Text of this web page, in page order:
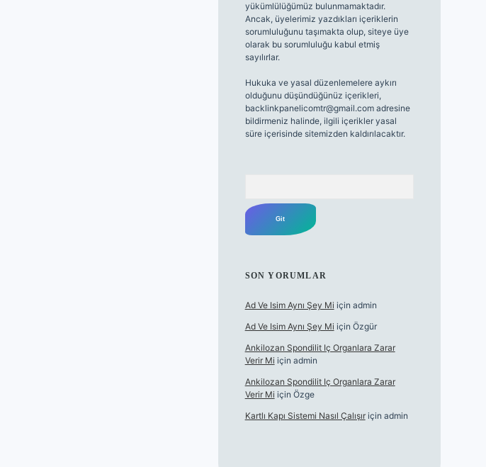
yükümlülüğümüz bulunmamaktadır.
Ancak, üyelerimiz yazdıkları içeriklerin
sorumluluğunu taşımakta olup, siteye üye
olarak bu sorumluluğu kabul etmiş
sayılırlar.
Hukuka ve yasal düzenlemelere aykırı
olduğunu düşündüğünüz içerikleri,
backlinkpanelicomtr@gmail.comadresine
bildirmeniz halinde, ilgili içerikler yasal
süre içerisinde sitemizden kaldırılacaktır.
SON YORUMLAR
Ad Ve Isim Aynı Şey Mi için admin
Ad Ve Isim Aynı Şey Mi için Özgür
Ankilozan Spondilit Iç Organlara Zarar
Verir Mi için admin
Ankilozan Spondilit Iç Organlara Zarar
Verir Mi için Özge
Kartlı Kapı Sistemi Nasıl Çalışıriçin admin